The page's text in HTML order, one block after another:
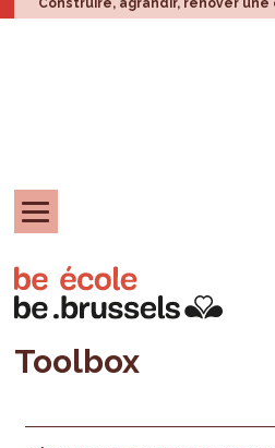
Construire, agrandir, rénover une
Toolbox